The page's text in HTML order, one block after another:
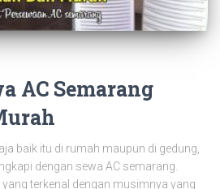
AC Semarang
baik itu di rumah maupun di gedung,
dengan sewa AC semarang.
terkenal dengan musimnya yang